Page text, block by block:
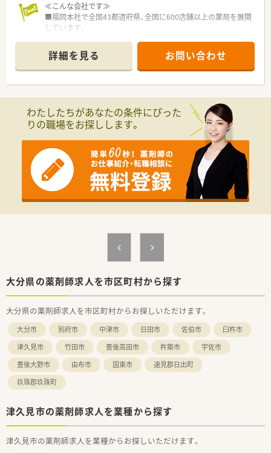
≪こんな会社です≫
■福岡本社で全国43都道府県、全国に600店舗以上の薬局を展開
しています。
コミュニケーションを図っています。
■独自の研修システムを活用し効率的かつ効果的なスキルアッ
プを支援しています。
その他、カフェテリア研修や社内学術大会などその方が目指す社
■週20時間以上の勤務で社会保険に加入が可能です。
■サポート体制が整っており育児との両立にも理解がある職場
です。
■全国に店舗がありますのでご主人様の転勤がある場合も、店舗
異動にて対応することが可能です。
詳細を見る お問い合わせ
わたしたちがあなたの条件にぴった
りの職場をお探しします。
大分県の薬剤師求人を市区町村から探す
大分県の薬剤師求人を市区町村からお探しいただけます。
大分市 別府市 中津市 日田市 佐伯市
臼杵市
津久見市
竹田市 豊後高田市 杵築市
宇佐市
豊後大野市
由布市 国東市
速見郡日出町
玖珠郡玖珠町
津久見市の薬剤師求人を業種から探す
津久見市の薬剤師求人を業種からお探しいただけます。